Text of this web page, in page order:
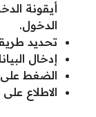
أيقونة
الدخول.
تحديد
إدخال
الضغط
الاطلاع